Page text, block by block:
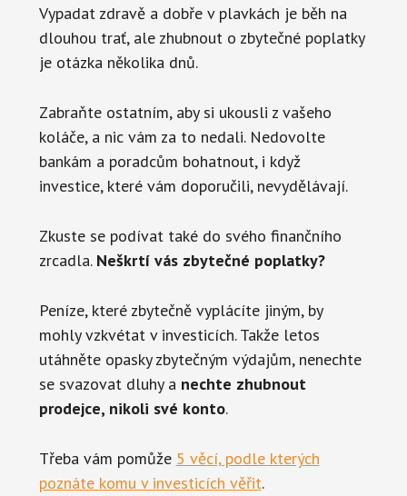
Vypadat zdravě a dobře v plavkách je běh na
dlouhou trať, ale zhubnout o zbytečné poplatky
je otázka několika dnů.
Zabraňte ostatním, aby si ukousli z vašeho
koláče, a nic vám za to nedali. Nedovolte
bankám a poradcům bohatnout, i když
investice, které vám doporučili, nevydělávají.
Zkuste se podívat také do svého finančního
zrcadla. Neškrtí vás zbytečné poplatky?
Peníze, které zbytečně vyplácíte jiným, by
mohly vzkvétat v investicích. Takže letos
utáhněte opasky zbytečným výdajům, nenechte
se svazovat dluhy a nechte zhubnout
prodejce, nikoli své konto.
Třeba vám pomůže 5 věcí, podle kterých
poznáte komu v investicích věřit.